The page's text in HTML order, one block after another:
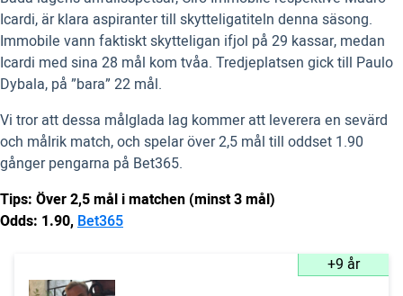
Icardi, är klara aspiranter till skytteligatiteln denna säsong.
Immobile vann faktiskt skytteligan ifjol på 29 kassar, medan
Icardi med sina 28 mål kom tvåa. Tredjeplatsen gick till Paulo
Dybala, på ”bara” 22 mål.
Vi tror att dessa målglada lag kommer att leverera en sevärd
och målrik match, och spelar över 2,5 mål till oddset 1.90
gånger pengarna på Bet365.
Tips: Över 2,5 mål i matchen (minst 3 mål)
Odds: 1.90, Bet365
+9 år